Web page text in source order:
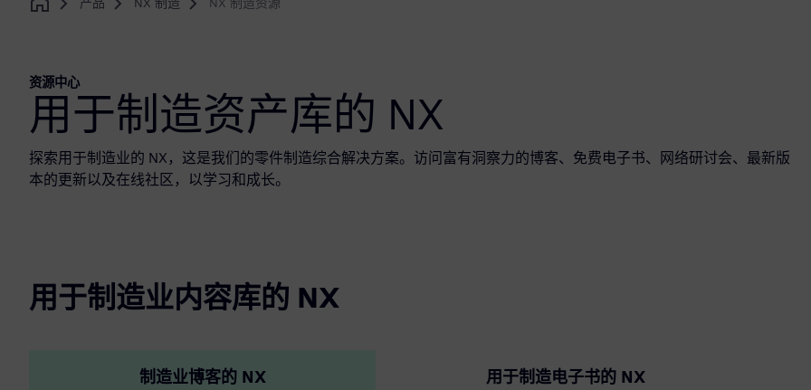
Home
资源中心
用于制造资产库的 NX
探索用于制造业的 NX，这是我们的零件制造综合解决方案。访问富有洞察力的博客、免费电子书、网络研讨会、最新版
本的更新以及在线社区，以学习和成长。
用于制造业内容库的 NX
制造业博客的 NX 用于制造电子书的 NX